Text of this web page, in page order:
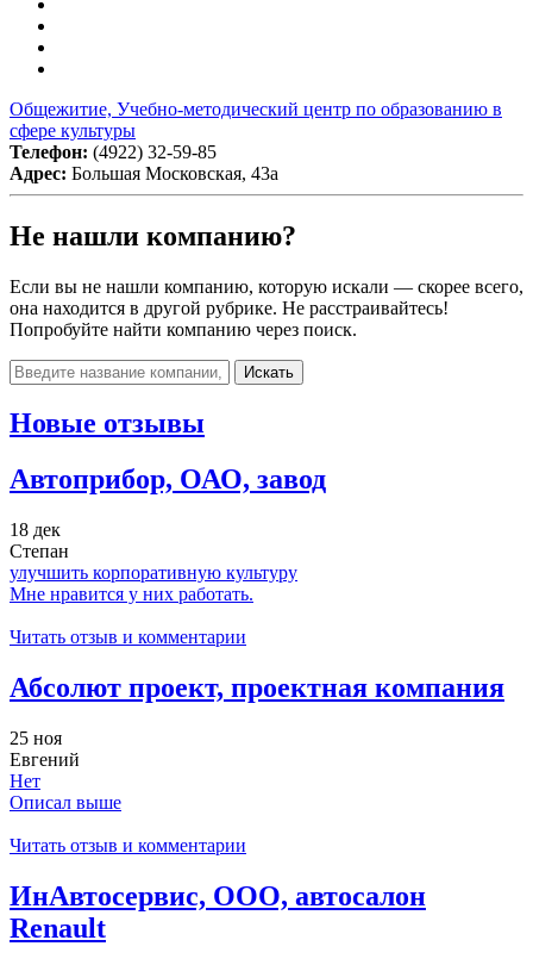
Общежитие, Учебно-методический центр по образованию в
сфере культуры
Телефон: (4922) 32-59-85
Адрес: Большая Московская, 43а
Не нашли компанию?
Если вы не нашли компанию, которую искали — скорее всего,
она находится в другой рубрике. Не расстраивайтесь!
Попробуйте найти компанию через поиск.
Искать
Новые отзывы
Автоприбор, ОАО, завод
18 дек
Степан
улучшить корпоративную культуру
Мне нравится у них работать.
Читать отзыв и комментарии
Абсолют проект, проектная компания
25 ноя
Евгений
Нет
Описал выше
Читать отзыв и комментарии
ИнАвтосервис, ООО, автосалон
Renault